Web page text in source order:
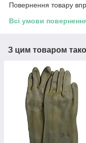
Повернення товару
Всі умови
З цим товаром